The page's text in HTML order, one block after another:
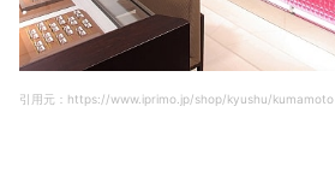
引用元：https://www.iprimo.jp/shop/kyushu/kumamoto